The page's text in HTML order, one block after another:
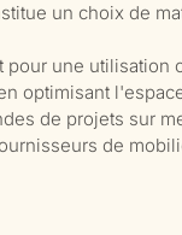
un choix de
une utilisation
optimisant
de projets sur
de